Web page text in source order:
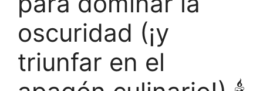
oscuridad (¡y
triunfar en el